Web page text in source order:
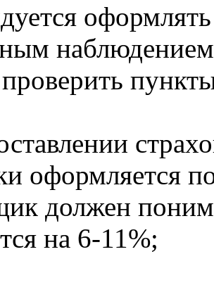
оформляется
должен
на 6-11%;